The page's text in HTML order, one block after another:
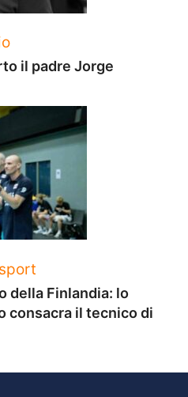
il padre Jorge
della Finlandia: lo
consacra il tecnico di